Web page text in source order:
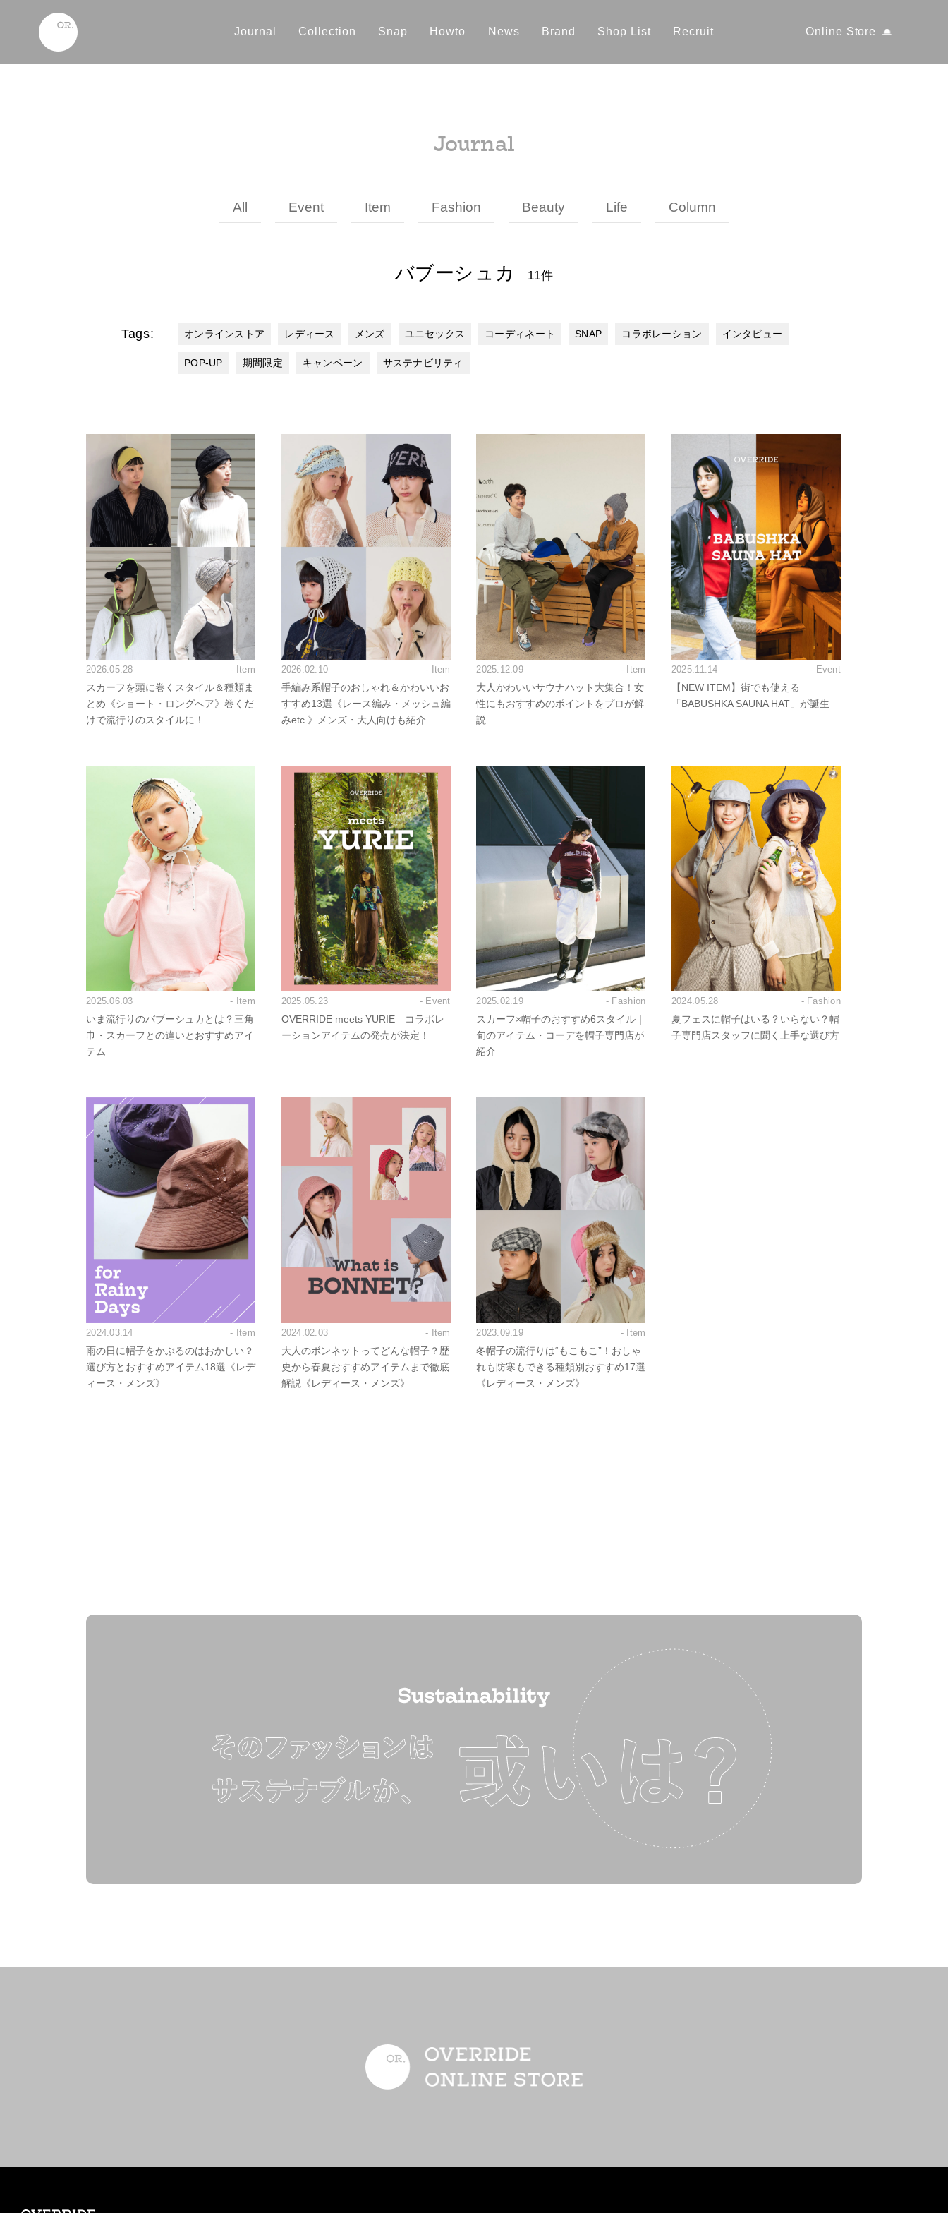
Online Store
Journal Collection Snap Howto News Brand Shop List Recruit
Journal
All Event Item Fashion Beauty Life Column
バブーシュカ 11件
Tags: オンラインストア レディース メンズ ユニセックス コーディネート SNAP コラボレーション インタビュー
POP-UP 期間限定 キャンペーン サステナビリティ
2026.05.28 - Item
スカーフを頭に巻くスタイル＆種類ま
とめ《ショート・ロングへア》巻くだ
けで流行りのスタイルに！
2026.02.10 - Item
手編み系帽子のおしゃれ＆かわいいお
すすめ13選《レース編み・メッシュ編
みetc.》メンズ・大人向けも紹介
2025.12.09 - Item
大人かわいいサウナハット大集合！女
性にもおすすめのポイントをプロが解
説
2025.11.14 - Event
【NEW ITEM】街でも使える
「BABUSHKA SAUNA HAT」が誕生
2025.06.03 - Item
いま流行りのバブーシュカとは？三角
巾・スカーフとの違いとおすすめアイ
テム
2025.05.23 - Event
OVERRIDE meets YURIE コラボレ
ーションアイテムの発売が決定！
2025.02.19 - Fashion
スカーフ×帽子のおすすめ6スタイル｜
旬のアイテム・コーデを帽子専門店が
紹介
2024.05.28 - Fashion
夏フェスに帽子はいる？いらない？帽
子専門店スタッフに聞く上手な選び方
2024.03.14 - Item
雨の日に帽子をかぶるのはおかしい？
選び方とおすすめアイテム18選《レデ
ィース・メンズ》
2024.02.03 - Item
大人のボンネットってどんな帽子？歴
史から春夏おすすめアイテムまで徹底
解説《レディース・メンズ》
2023.09.19 - Item
冬帽子の流行りは“もこもこ”！おしゃ
れも防寒もできる種類別おすすめ17選
《レディース・メンズ》